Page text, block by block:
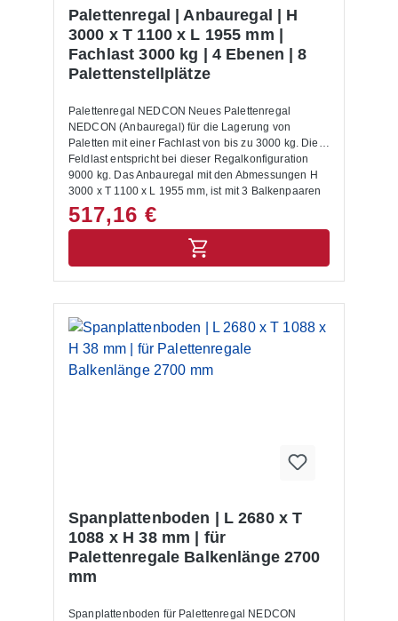
Abmessungen 1200 x 800 mm geeignet. Für andere
Paletten Maße setzen Sie sich bitte mit uns in
Verbindung.Alle Lastangaben gelten bei einer
Fachhöhe von 1200 mm sowie für eine gleichmäßig
verteilte Last. Die Palettenregale sind nicht zur
Palettenregal | Anbauregal | H
3000 x T 1100 x L 1955 mm |
Fachlast 3000 kg | 4 Ebenen | 8
Palettenstellplätze
Palettenregal NEDCON Neues Palettenregal
NEDCON (Anbauregal) für die Lagerung von
Paletten mit einer Fachlast von bis zu 3000 kg. Die
Feldlast entspricht bei dieser Regalkonfiguration
9000 kg. Das Anbauregal mit den Abmessungen H
3000 x T 1100 x L 1955 mm, ist mit 3 Balkenpaaren
ausgestattet. Die Rahmen sind capriblau - RAL
5019, die Balken hellorange - RAL 2008 lackiert.
Das Palettenregal NEDCON zeichnet sich durch
eine hohe Stabilität und Qualität aus. Die Ein- und
Auslagerung von Waren erfolgt mittels
entsprechenden Anbauregal lässt sich das
Palettenregal jederzeit individuell und flexibel
erweitern. Das Palettenregal wird inkl. Bodenanker,
Unterlegbleche und Aushängesicherung geliefert.
Anbauregale, Anfahrschutze und weitere
drin enthalten:- Bodenanker- Unterlegbleche-
Abmessungen 1200 x 800 mm geeignet. Für andere
Paletten Maße setzen Sie sich bitte mit uns in
Verbindung.Alle Lastangaben gelten bei einer
Fachhöhe von 1200 mm sowie für eine gleichmäßig
verteilte Last. Die Palettenregale sind nicht zur
517,16 €
Spanplattenboden | L 2680 x T
1088 x H 38 mm | für
Palettenregale Balkenlänge 2700
mm
Spanplattenboden für Palettenregal NEDCON